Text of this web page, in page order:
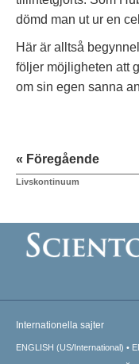
dömd man ut ur en
Här är alltså
följer möjligheten att
om sin egen sanna
« Föregående
Livskontinuum
Internationella sajter
ENGLISH (US/International)